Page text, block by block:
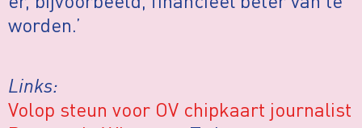
worden.’
Links:
Volop steun voor OV chipkaart journalist